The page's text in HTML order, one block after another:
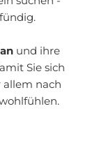
und ihre
Sie sich
allem nach